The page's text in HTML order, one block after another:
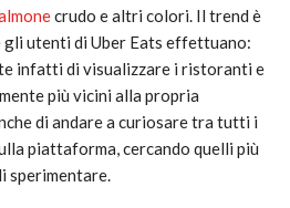
crudo e altri colori. Il trend è
gli utenti di Uber Eats effettuano:
infatti di visualizzare i ristoranti e
più vicini alla propria
di andare a curiosare tra tutti i
piattaforma, cercando quelli più
sperimentare.